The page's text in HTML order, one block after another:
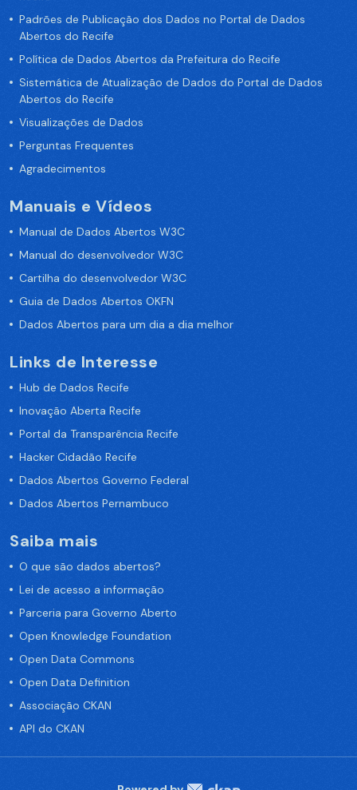
Padrões de Publicação dos Dados no Portal de Dados
Abertos do Recife
Política de Dados Abertos da Prefeitura do Recife
Sistemática de Atualização de Dados do Portal de Dados
Abertos do Recife
Visualizações de Dados
Perguntas Frequentes
Agradecimentos
Manuais e Vídeos
Manual de Dados Abertos W3C
Manual do desenvolvedor W3C
Cartilha do desenvolvedor W3C
Guia de Dados Abertos OKFN
Dados Abertos para um dia a dia melhor
Links de Interesse
Hub de Dados Recife
Inovação Aberta Recife
Portal da Transparência Recife
Hacker Cidadão Recife
Dados Abertos Governo Federal
Dados Abertos Pernambuco
Saiba mais
O que são dados abertos?
Lei de acesso a informação
Parceria para Governo Aberto
Open Knowledge Foundation
Open Data Commons
Open Data Definition
Associação CKAN
API do CKAN